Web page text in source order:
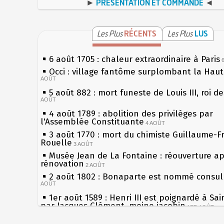
► PRÉSENTATION ET COMMANDE ◄
Les PlusRÉCENTS Les Plus LUS
6 août 1705 : chaleur extraordinaire à Paris
Occi : village fantôme surplombant la
AOÛT
5 août 882 : mort funeste de Louis III, roi
AOÛT
4 août 1789 : abolition des privilèges par
l'Assemblée Constituante 4 AOÛT
3 août 1770 : mort du chimiste Guillaume-
Rouelle 3 AOÛT
Musée Jean de La Fontaine : réouverture
rénovation 2 AOÛT
2 août 1802 : Bonaparte est nommé
AOÛT
1er août 1589 : Henri III est poignardé à
par Jacques Clément, moine jacobin 1ER AOÛT